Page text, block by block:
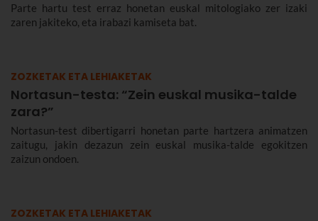
Parte hartu test erraz honetan euskal mitologiako zer izaki
zaren jakiteko, eta irabazi kamiseta bat.
ZOZKETAK ETA LEHIAKETAK
Nortasun-testa: “Zein euskal musika-talde
zara?”
Nortasun-test dibertigarri honetan parte hartzera animatzen
zaitugu, jakin dezazun zein euskal musika-talde egokitzen
zaizun ondoen.
ZOZKETAK ETA LEHIAKETAK